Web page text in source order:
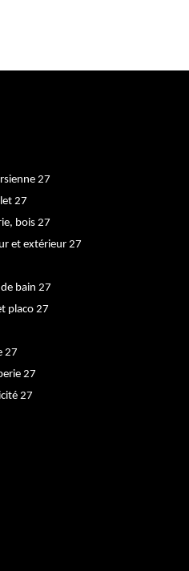
27
27
bois 27
et extérieur 27
bain 27
placo 27
27
27
27